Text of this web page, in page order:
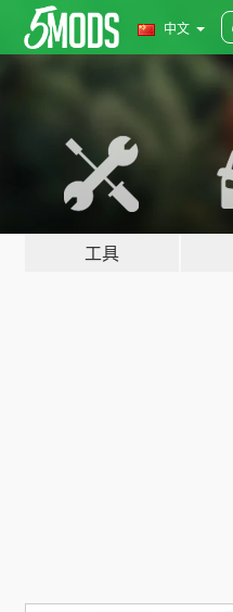
中文
工具